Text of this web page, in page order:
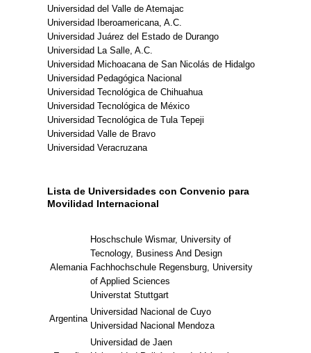
Universidad del Valle de Atemajac
Universidad Iberoamericana, A.C.
Universidad Juárez del Estado de Durango
Universidad La Salle, A.C.
Universidad Michoacana de San Nicolás de Hidalgo
Universidad Pedagógica Nacional
Universidad Tecnológica de Chihuahua
Universidad Tecnológica de México
Universidad Tecnológica de Tula Tepeji
Universidad Valle de Bravo
Universidad Veracruzana
Lista de Universidades con Convenio para
Movilidad Internacional
Alemania
Hoschschule Wismar, University of
Tecnology, Business And Design
Fachhochschule Regensburg, University
of Applied Sciences
Universtat Stuttgart
Argentina
Universidad Nacional de Cuyo
Universidad Nacional Mendoza
Universidad de Jaen